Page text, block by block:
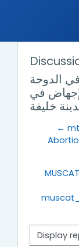
الدوحة
الإجهاض في
خليفة
←
Display